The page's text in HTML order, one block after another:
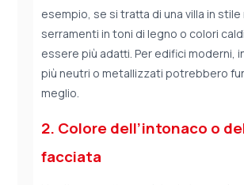
esempio, se si tratta di una villa in
serramenti in toni di legno o colori
essere più adatti. Per edifici moderni,
più neutri o metallizzati potrebbero
meglio.
2. Colore dell’intonaco o
facciata